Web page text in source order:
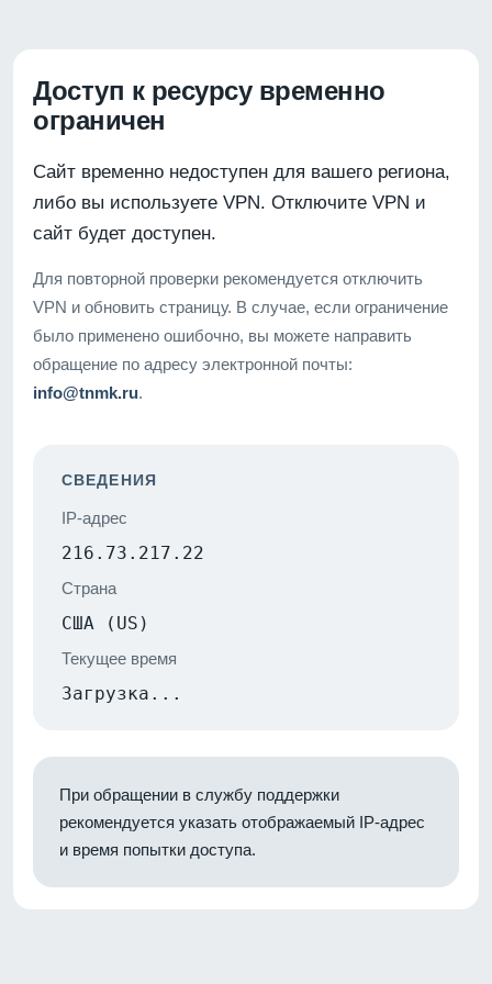
Доступ к ресурсу временно
ограничен
Сайт временно недоступен для вашего региона,
либо вы используете VPN. Отключите VPN и
сайт будет доступен.
Для повторной проверки рекомендуется отключить
VPN и обновить страницу. В случае, если ограничение
было применено ошибочно, вы можете направить
обращение по адресу электронной почты:
info@tnmk.ru.
СВЕДЕНИЯ
IP-адрес
216.73.217.22
Страна
США (US)
Текущее время
Загрузка...
При обращении в службу поддержки
рекомендуется указать отображаемый IP-адрес
и время попытки доступа.